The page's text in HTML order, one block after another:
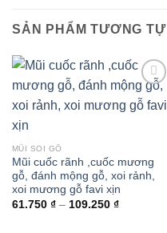
SẢN PHẨM TƯƠNG TỰ
MŨI SOI GỖ
Mũi cuốc rãnh ,cuốc mương
gỗ, đánh mộng gỗ, xoi rảnh,
xoi mương gỗ favi xịn
61.750 ₫ – 109.250 ₫Khoảng